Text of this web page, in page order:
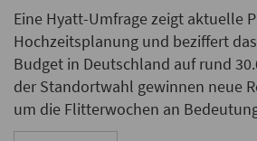
Eine Hyatt-Umfrage zeigt aktuelle
Hochzeitsplanung und beziffert
Budget in Deutschland auf rund
der Standortwahl gewinnen neue
um die Flitterwochen an